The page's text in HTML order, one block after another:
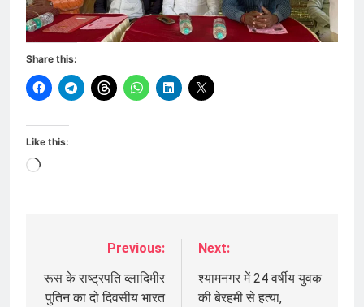
Share this:
Like this:
Loading…
navigation
Previous:
रूस के राष्ट्रपति व्लादिमीर
पुतिन का दो दिवसीय भारत
Next:
श्यामनगर में 24 वर्षीय युवक
की बेरहमी से हत्या,